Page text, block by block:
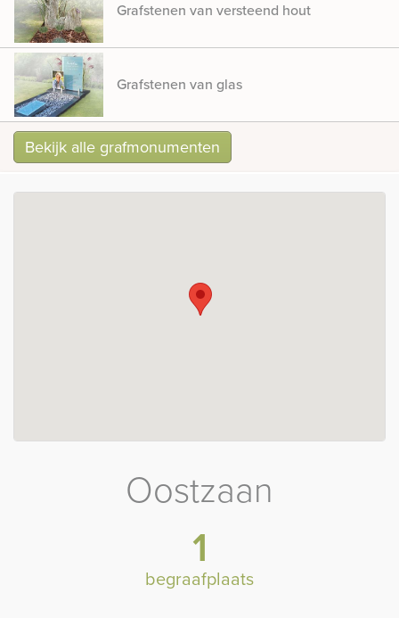
Grafstenen van versteend hout
Grafstenen van glas
Bekijk alle grafmonumenten
Oostzaan
1
begraafplaats